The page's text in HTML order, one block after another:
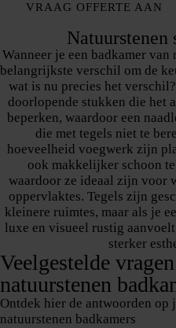
VRAAG OFFERTE AAN
Natuurstenen
Wanneer je een badkamer
belangrijkste verschil om de
wat is nu precies het
doorlopende stukken die het
beperken, waardoor een
die met tegels niet te
hoeveelheid voegwerk zijn
ook makkelijker schoon
waardoor ze ideaal zijn voor
oppervlaktes. Tegels zijn
kleinere ruimtes, maar als je
luxe en visueel rustig
sterker
Veelgestelde
natuurstenen
Ontdek hier de antwoorden op
natuurstenen badkamers